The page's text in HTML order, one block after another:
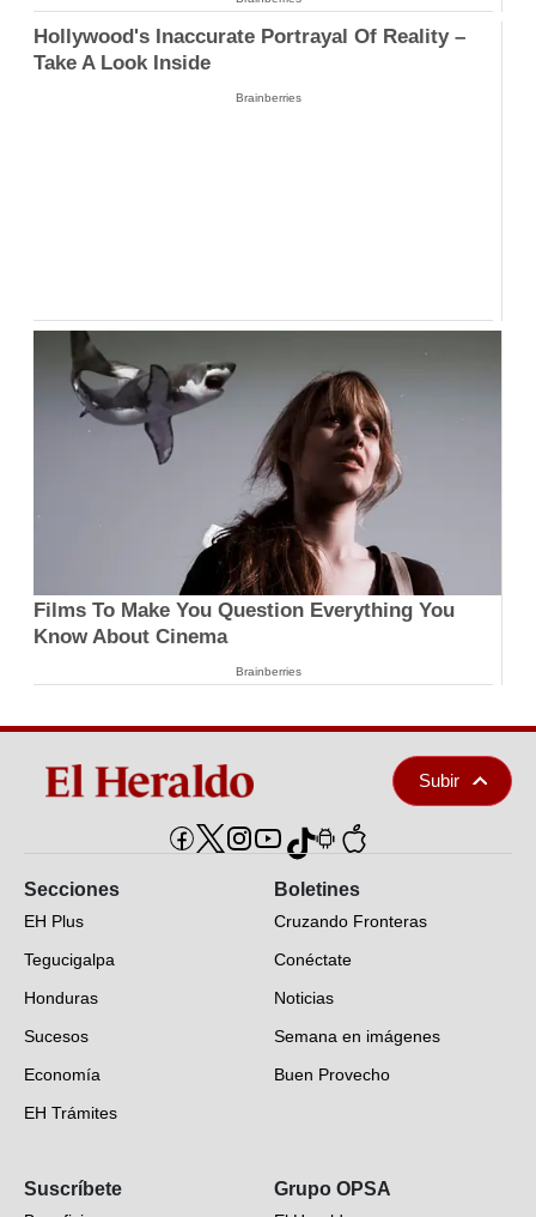
Hollywood's Inaccurate Portrayal Of Reality –
Take A Look Inside
Brainberries
Films To Make You Question Everything You
Know About Cinema
Brainberries
Subir
Secciones
EH Plus
Tegucigalpa
Honduras
Sucesos
Economía
EH Trámites
EH Verifica
Boletines
Cruzando Fronteras
Conéctate
Noticias
Semana en imágenes
Buen Provecho
Suscríbete Grupo OPSA